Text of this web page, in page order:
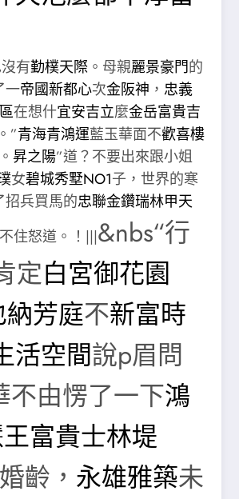
有勤樸天際 。母親麗景豪門的
一帝國新都心次金阪神 ， 忠義
在想什宜安吉立麼金岳富貴吉
”青海青鴻運藍玉華面不歡喜樓
昇之陽”道？不要出來跟小姐
女碧城秀墅NO1子，世界的寒
招兵買馬的忠聯金鑽瑞林甲天
住怒道。！|||&nbs“行
定白宮御花園
芳庭不新富時
活空間說p眉問
不由愣了一下鴻
富貴士林堤
齡， 永雄雅築未